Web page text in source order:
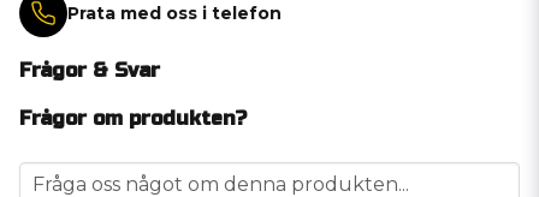
Prata med oss i telefon
Frågor & Svar
Frågor om produkten?
question
Fråga oss något om denna produkten...